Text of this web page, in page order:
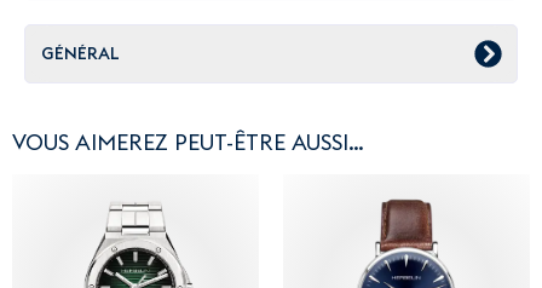
GÉNÉRAL
VOUS AIMEREZ PEUT-ÊTRE AUSSI…